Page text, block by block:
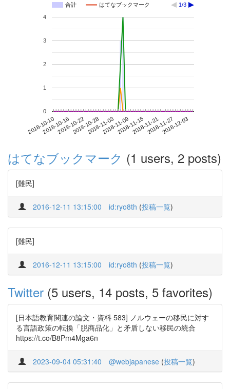
合計 はてなブックマーク 1/3
2018-10-102018-10-162018-10-222018-10-282018-11-032018-11-092018-11-152018-11-212018-11-272018-12-03
0
1
2
3
4
はてなブックマーク (1 users, 2 posts)
[難民]
2016-12-11 13:15:00 id:ryo8th (投稿一覧)
[難民]
2016-12-11 13:15:00 id:ryo8th (投稿一覧)
Twitter (5 users, 14 posts, 5 favorites)
[日本語教育関連の論文・資料 583] ノルウェーの移民に対す
る言語政策の転換「脱商品化」と矛盾しない移民の統合
https://t.co/B8Pm4Mga6n
2023-09-04 05:31:40 @webjapanese (投稿一覧)